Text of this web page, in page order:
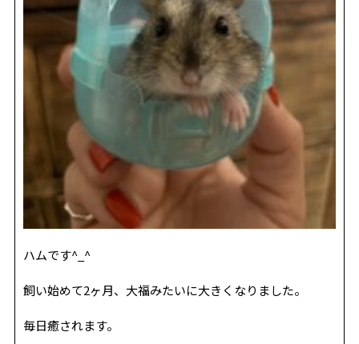
RECRUIT 採用情報
お電話でご予約
ハムです^_^
飼い始めて2ヶ月、大福みたいに大きくなりました。
毎日癒されます。